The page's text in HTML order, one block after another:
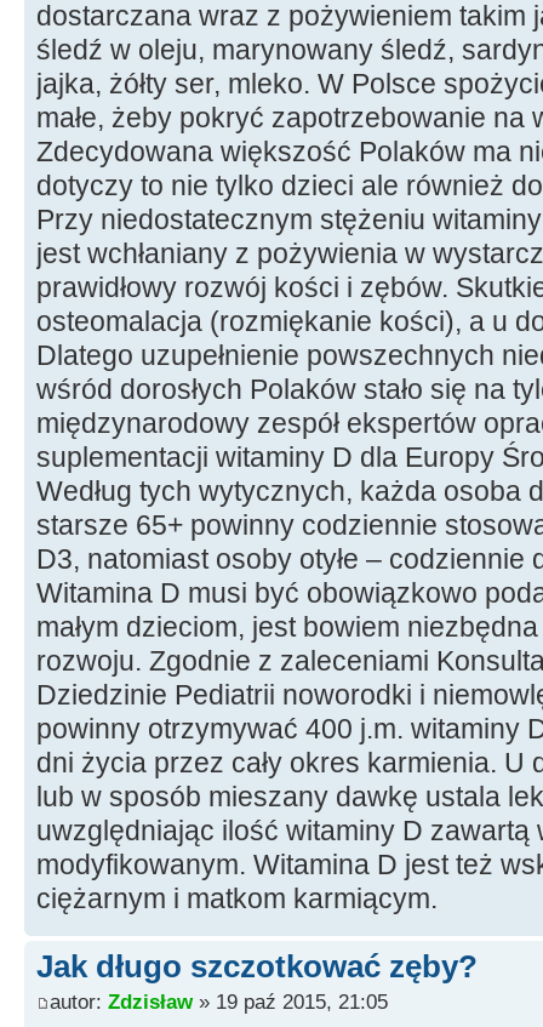
dostarczana wraz z pożywieniem takim
śledź w oleju, marynowany śledź,
jajka, żółty ser, mleko. W Polsce
małe, żeby pokryć zapotrzebowanie na
Zdecydowana większość Polaków ma
dotyczy to nie tylko dzieci ale również
Przy niedostatecznym stężeniu
jest wchłaniany z pożywienia w
prawidłowy rozwój kości i zębów.
osteomalacja (rozmiękanie kości), a u
Dlatego uzupełnienie powszechnych
wśród dorosłych Polaków stało się na
międzynarodowy zespół ekspertów
suplementacji witaminy D dla Europy
Według tych wytycznych, każda osoba
starsze 65+ powinny codziennie
D3, natomiast osoby otyłe – codziennie
Witamina D musi być obowiązkowo
małym dzieciom, jest bowiem
rozwoju. Zgodnie z zaleceniami
Dziedzinie Pediatrii noworodki i
powinny otrzymywać 400 j.m. witaminy
dni życia przez cały okres karmienia.
lub w sposób mieszany dawkę ustala
uwzględniając ilość witaminy D zawartą
modyfikowanym. Witamina D jest też
ciężarnym i matkom karmiącym.
Jak długo szczotkować zęby?
autor: Zdzisław» 19 paź 2015, 21:05